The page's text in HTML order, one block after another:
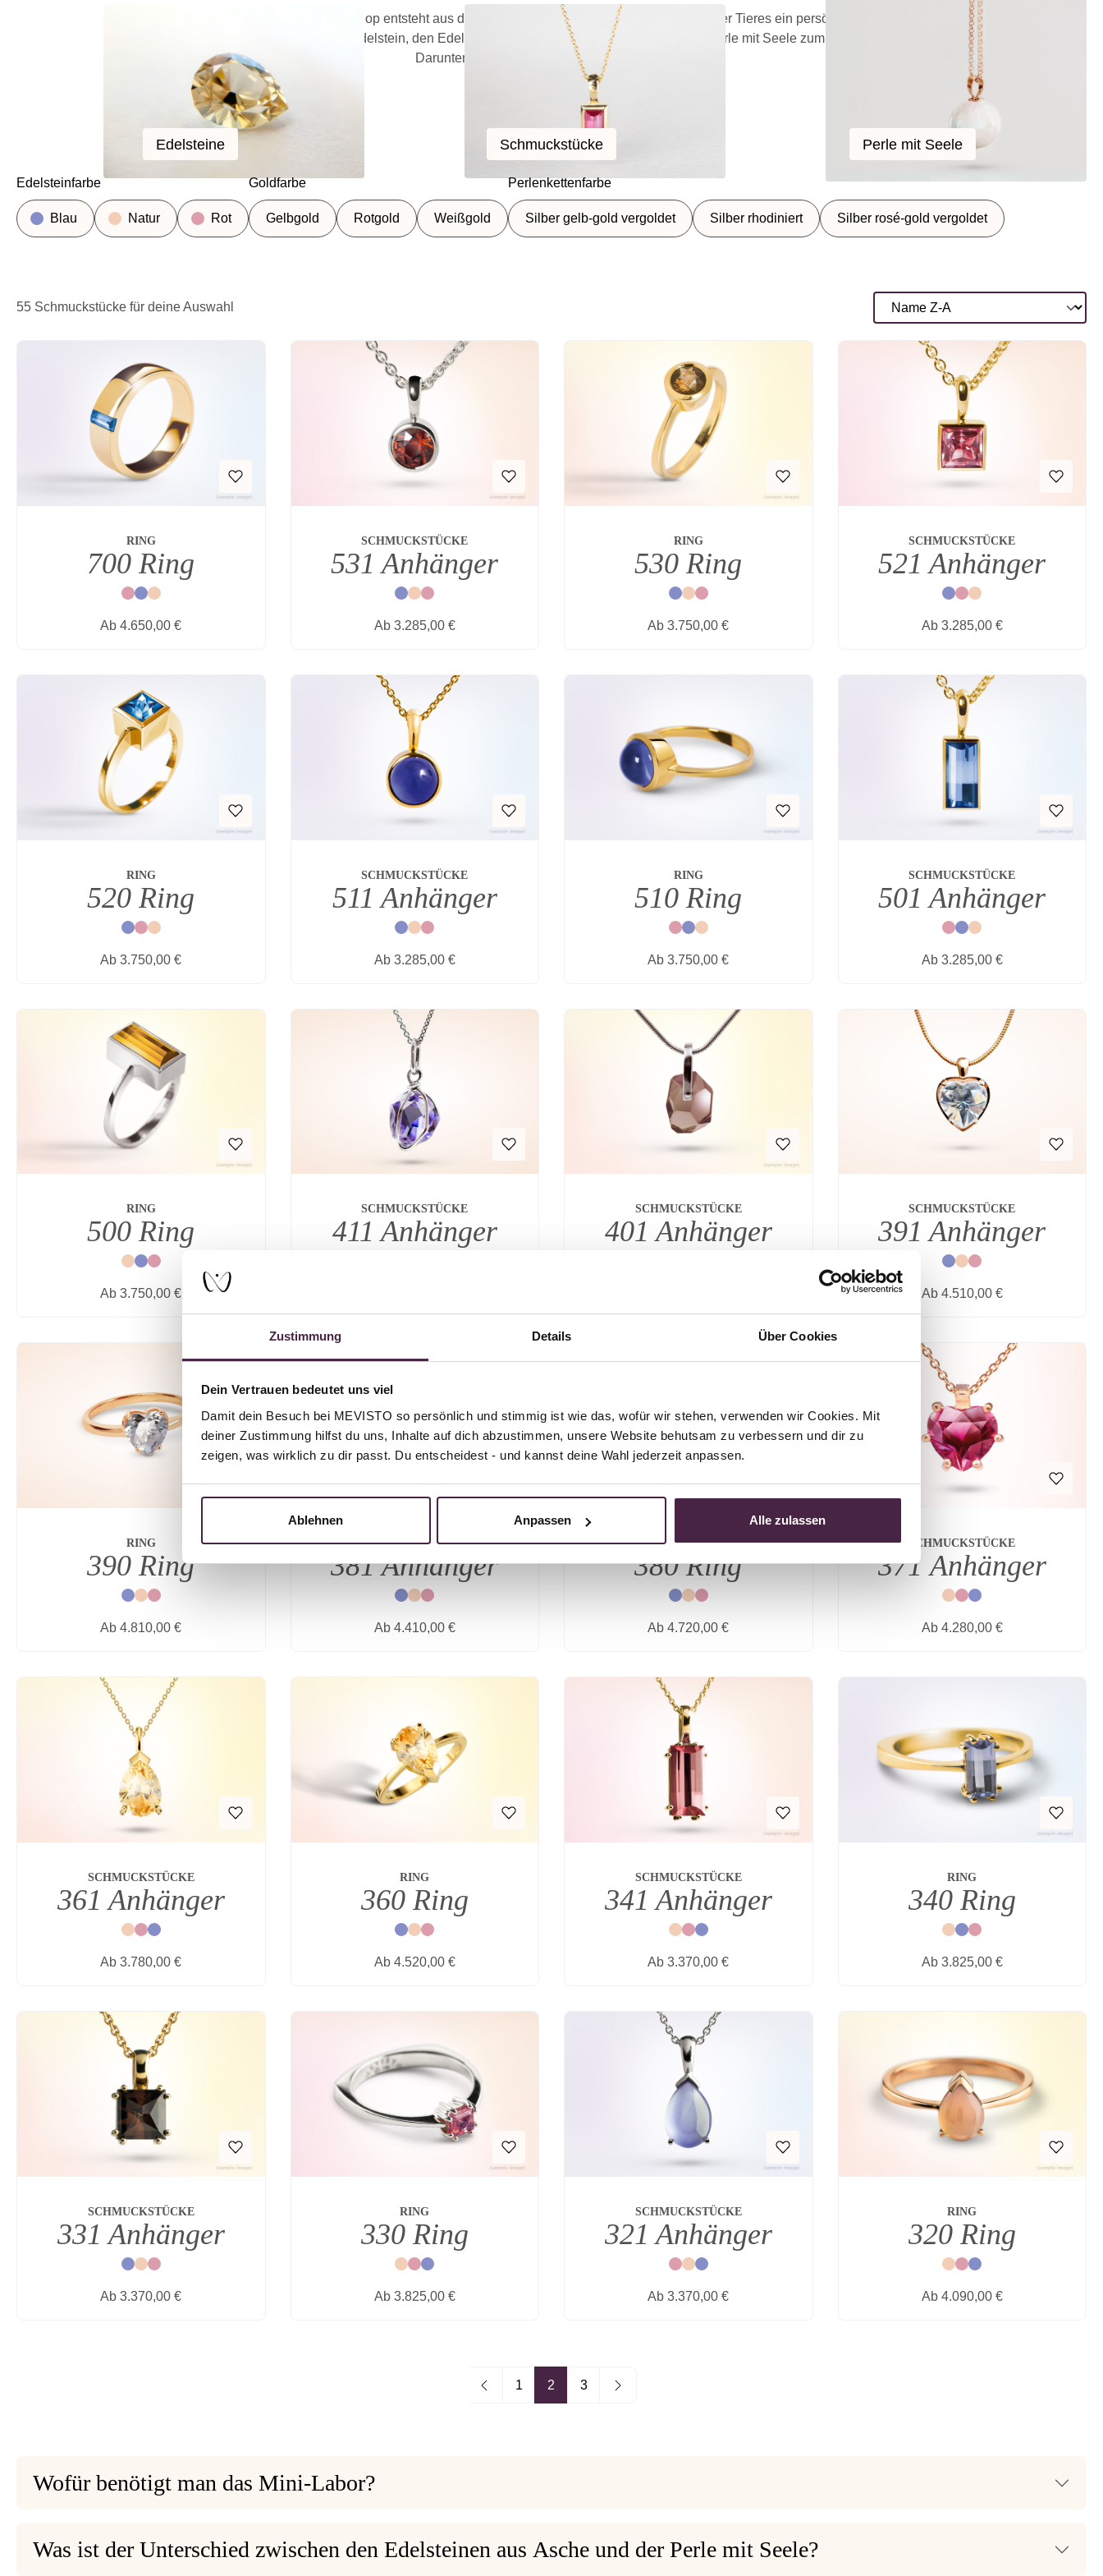
Zustimmung Details Über Cookies
Dein Vertrauen bedeutet uns viel
Damit dein Besuch bei MEVISTO so persönlich und stimmig ist wie das, wofür wir stehen, verwenden wir Cookies. Mit
deiner Zustimmung hilfst du uns, Inhalte auf dich abzustimmen, unsere Website behutsam zu verbessern und dir zu
zeigen, was wirklich zu dir passt. Du entscheidest - und kannst deine Wahl jederzeit anpassen.
Ablehnen Anpassen Alle zulassen
Im offiziellen MEVISTO Online-Shop entsteht aus den Elementen eines geliebten Menschen oder Tieres ein persönliches Andenken.
Dafür gibt es drei Wege: den Edelstein, den Edelstein im Schmuckstück gefasst – oder die Perle mit Seele zum Selbstgestalten.
Darunter findest Du alle Produkte im Überblick:
Edelsteine
Edelsteine
Schmuckstücke
Schmuckstücke
Perle mit Seele
Perle mit Seele
Edelsteinfarbe
Blau Natur Rot
Goldfarbe
Gelbgold Rotgold Weißgold
Perlenkettenfarbe
Silber gelb-gold vergoldet Silber rhodiniert Silber rosé-gold vergoldet
55 Schmuckstücke für deine Auswahl
RING
700 Ring
RotBlauNatur
Regulärer Preis:
Ab4.650,00 €
SCHMUCKSTÜCKE
531 Anhänger
Blau
Natur
Rot
Regulärer Preis:
Ab 3.285,00 €
RING
530 Ring
Blau
Natur
Rot
Regulärer Preis:
Ab3.750,00 €
SCHMUCKSTÜCKE
521 Anhänger
Blau
RotNatur
Regulärer Preis:
Ab 3.285,00 €
RING
520 Ring
Blau
RotNatur
Regulärer Preis:
Ab3.750,00 €
SCHMUCKSTÜCKE
511 Anhänger
Blau
Natur
Rot
Regulärer Preis:
Ab 3.285,00 €
RING
510 Ring
RotBlauNatur
Regulärer Preis:
Ab3.750,00 €
SCHMUCKSTÜCKE
501 Anhänger
RotBlauNatur
Regulärer Preis:
Ab 3.285,00 €
RING
500 Ring
Natur
Blau
Rot
Regulärer Preis:
Ab3.750,00 €
SCHMUCKSTÜCKE
411 Anhänger
SCHMUCKSTÜCKE
401 Anhänger
SCHMUCKSTÜCKE
391 Anhänger
Blau
Natur
Rot
Regulärer Preis:
Ab 4.510,00 €
RING
390 Ring
Blau
Natur
Rot
Regulärer Preis:
Ab4.810,00 €
SCHMUCKSTÜCKE
381 Anhänger
Blau
Natur
Rot
Regulärer Preis:
Ab 4.410,00 €
RING
380 Ring
Blau
Natur
Rot
Regulärer Preis:
Ab4.720,00 €
SCHMUCKSTÜCKE
371 Anhänger
Natur
RotBlau
Regulärer Preis:
Ab 4.280,00 €
SCHMUCKSTÜCKE
361 Anhänger
Natur
RotBlau
Regulärer Preis:
Ab3.780,00 €
RING
360 Ring
Blau
Natur
Rot
Regulärer Preis:
Ab 4.520,00 €
SCHMUCKSTÜCKE
341 Anhänger
Natur
RotBlau
Regulärer Preis:
Ab3.370,00 €
RING
340 Ring
Natur
Blau
Rot
Regulärer Preis:
Ab 3.825,00 €
SCHMUCKSTÜCKE
331 Anhänger
Blau
Natur
Rot
Regulärer Preis:
Ab3.370,00 €
RING
330 Ring
Natur
RotBlau
Regulärer Preis:
Ab 3.825,00 €
SCHMUCKSTÜCKE
321 Anhänger
RotNatur
Blau
Regulärer Preis:
Ab3.370,00 €
RING
320 Ring
Natur
RotBlau
Regulärer Preis:
Ab 4.090,00 €
Seite
1
Seite
2
Seite
3
Wofür benötigt man das Mini-Labor?
Was ist der Unterschied zwischen den Edelsteinen aus Asche und der Perle mit Seele?